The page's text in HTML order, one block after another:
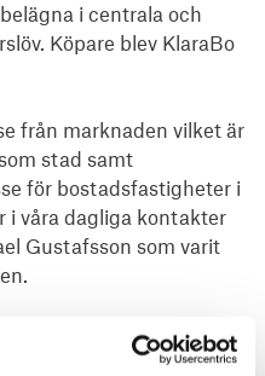
i centrala och
Köpare blev KlaraBo
från marknaden vilket är
stad samt
för bostadsfastigheter i
i våra dagliga kontakter
Gustafsson som varit
i transaktionen.
legal rådgivare.